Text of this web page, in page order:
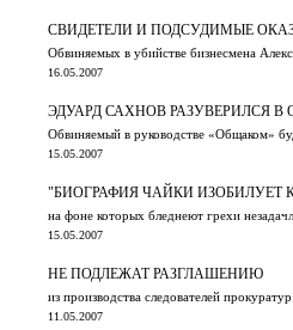
СВИДЕТЕЛИ И ПОДСУДИМЫЕ
Обвиняемых в убийстве бизнесмена
16.05.2007
ЭДУАРД САХНОВ РАЗУВЕРИЛСЯ
Обвиняемый в руководстве «Общаком»
15.05.2007
"БИОГРАФИЯ ЧАЙКИ
на фоне которых бледнеют грехи
15.05.2007
НЕ ПОДЛЕЖАТ РАЗГЛАШЕНИЮ
из производства следователей
11.05.2007